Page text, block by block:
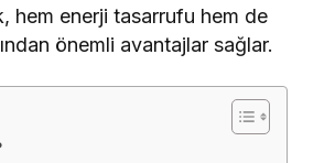
hem enerji tasarrufu hem de
önemli avantajlar sağlar.